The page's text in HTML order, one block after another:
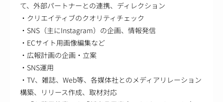
て、外部パートナーとの連携、ディレクション
・クリエイティブのクオリティチェック
・SNS（主にInstagram）の企画、情報発信
・ECサイト用画像編集など
・広報計画の企画・立案
・SNS運用
・TV、雑誌、Web等、各媒体社とのメディアリレーション
構築、リリース作成、取材対応